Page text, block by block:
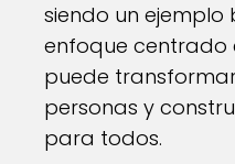
siendo un
enfoque centrado
puede
personas y
para todos.